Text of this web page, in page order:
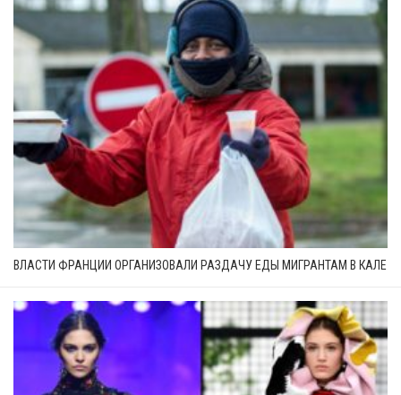
ВЛАСТИ ФРАНЦИИ ОРГАНИЗОВАЛИ РАЗДАЧУ ЕДЫ МИГРАНТАМ В КАЛЕ